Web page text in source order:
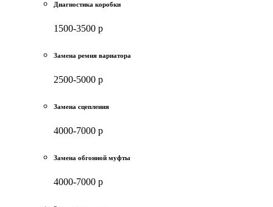
Диагностика коробки
1500-3500 р
Замена ремня вариатора
2500-5000 р
Замена сцепления
4000-7000 р
Замена обгонной муфты
4000-7000 р